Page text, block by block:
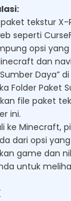
tekstur X-
seperti
opsi
dan
Daya”
Folder Paket
file paket
ini.
ke Minecraft,
dari opsi
game dan
untuk